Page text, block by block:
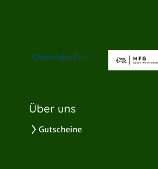
Über uns
Gutscheine